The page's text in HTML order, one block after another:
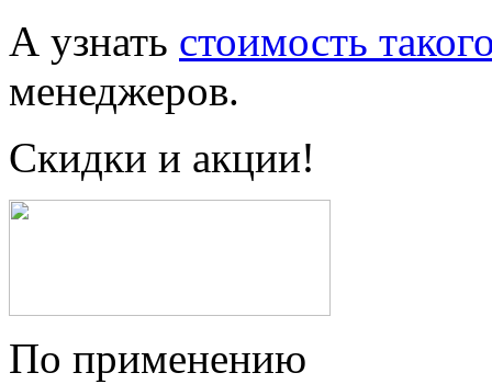
А узнать стоимость
менеджеров.
Скидки и акции!
По применению